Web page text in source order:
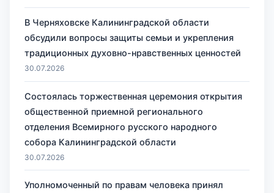
В Черняховске Калининградской области
обсудили вопросы защиты семьи и укрепления
традиционных духовно-нравственных ценностей
30.07.2026
Состоялась торжественная церемония открытия
общественной приемной регионального
отделения Всемирного русского народного
собора Калининградской области
30.07.2026
Уполномоченный по правам человека принял